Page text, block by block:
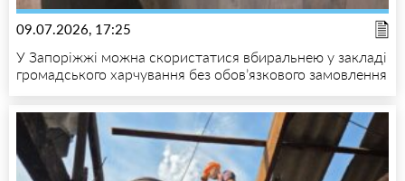
09.07.2026, 17:25
У Запоріжжі можна скористатися вбиральнею у закладі
громадського харчування без обов’язкового замовлення